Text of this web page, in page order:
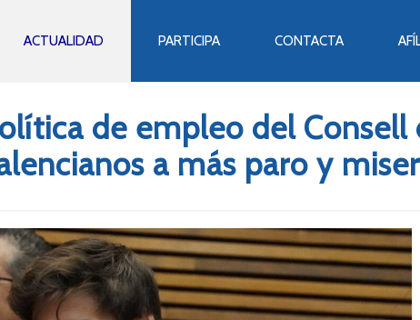
ACTUALIDAD PARTICIPA CONTACTA
de empleo del Consell
a más paro y